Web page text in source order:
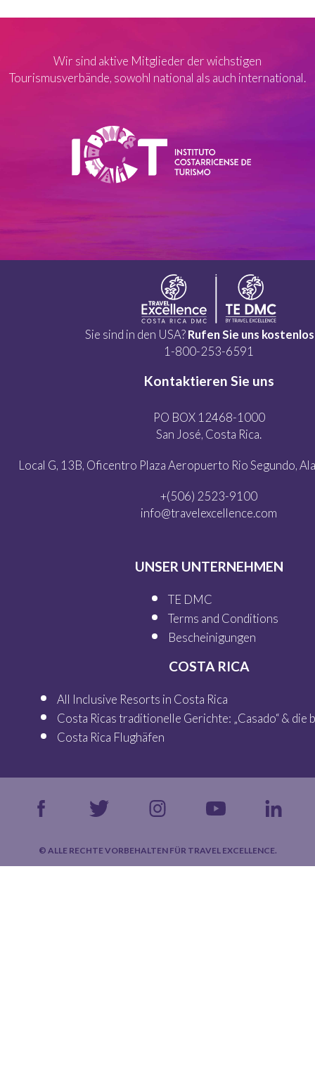
Wir sind aktive Mitglieder der wichstigen
Tourismusverbände, sowohl national als auch international.
Sie sind in den USA?Rufen Sie uns
1-800-253-6591
Kontaktieren Sie uns
PO BOX 12468-1000
San José, Costa Rica.
Local G, 13B, Oficentro Plaza Aeropuerto Rio Segundo,
+(506) 2523-9100
info@travelexcellence.com
UNSER UNTERNEHMEN
TE DMC
Terms and Conditions
Bescheinigungen
COSTA RICA
All Inclusive Resorts in Costa Rica
Costa Ricas traditionelle Gerichte: „Casado“ & die
Costa Rica Flughäfen
© ALLE RECHTE VORBEHALTEN FÜR TRAVEL EXCELLENCE.